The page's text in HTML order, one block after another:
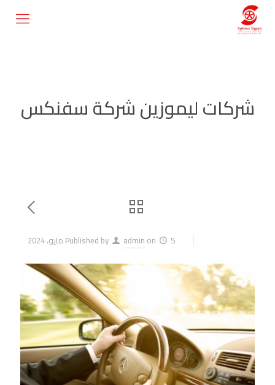
شركات ليموزين شركة سفنكس
Published by admin on 5 مايو، 2024